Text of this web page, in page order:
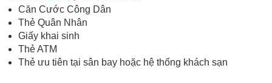
Căn Cước Công Dân
Thẻ Quân Nhân
Giấy khai sinh
Thẻ ATM
Thẻ ưu tiên tại sân bay hoặc hệ thống khách sạn